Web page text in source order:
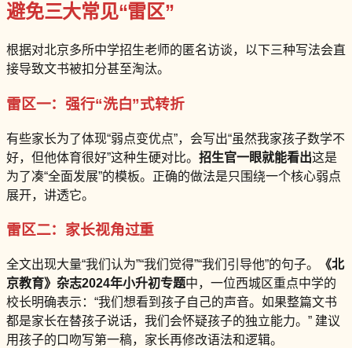
避免三大常见“雷区”
根据对北京多所中学招生老师的匿名访谈，以下三种写法会直
接导致文书被扣分甚至淘汰。
雷区一：强行“洗白”式转折
有些家长为了体现“弱点变优点”，会写出“虽然我家孩子数学不
好，但他体育很好”这种生硬对比。 招生官一眼就能看出这是
为了凑“全面发展”的模板。正确的做法是只围绕一个核心弱点
展开，讲透它。
雷区二：家长视角过重
全文出现大量“我们认为”“我们觉得”“我们引导他”的句子。
《北
京教育》杂志2024年小升初专题中，一位西城区重点中学的
校长明确表示：“我们想看到孩子自己的声音。如果整篇文书
都是家长在替孩子说话，我们会怀疑孩子的独立能力。” 建议
用孩子的口吻写第一稿，家长再修改语法和逻辑。